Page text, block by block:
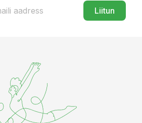
Liitun